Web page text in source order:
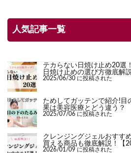
人気記事一覧
テカらない日焼け止め20選
日焼け止めの選び方徹底解説
2025/06/30 に投稿された
ためしてガッテンで紹介!目
果は美容医療とどう違う？
2025/07/06 に投稿された
クレンジングジェルおすす
買える商品も徹底解説！【
2026/01/09 に投稿された